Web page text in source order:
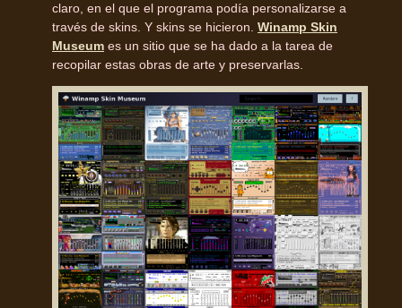
claro, en el que el programa podía personalizarse a
través de skins. Y skins se hicieron. Winamp Skin
Museum es un sitio que se ha dado a la tarea de
recopilar estas obras de arte y preservarlas.